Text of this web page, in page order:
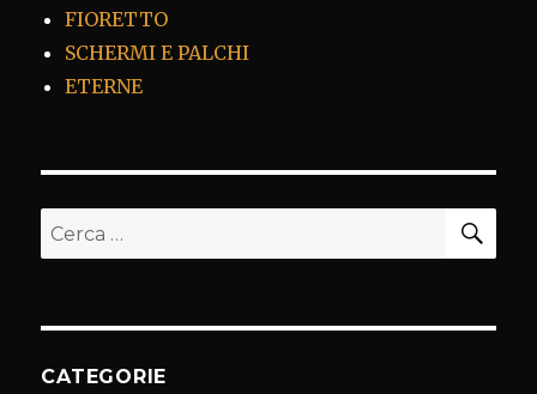
FIORETTO
SCHERMI E PALCHI
ETERNE
Cerca:
CATEGORIE